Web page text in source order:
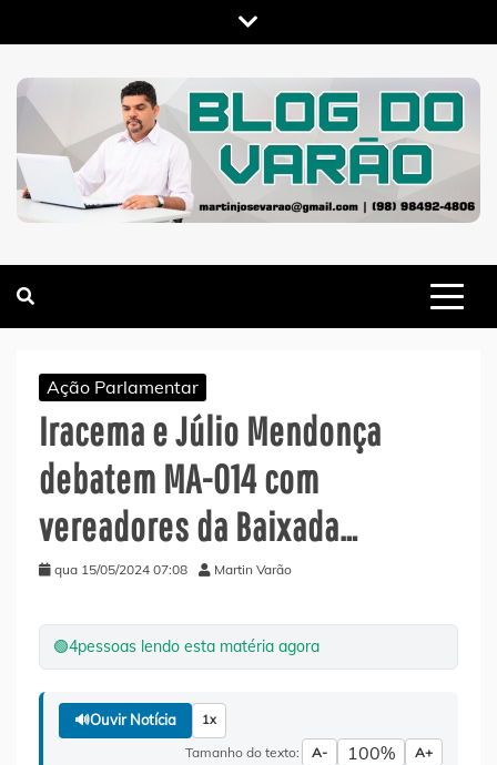
to
content
Ação Parlamentar
Iracema e Júlio Mendonça
debatem MA-014 com
vereadores da Baixada…
qua 15/05/2024 07:08 Martin Varão
🟢4pessoas lendo esta matéria agora
🔊Ouvir Notícia 1x
Tamanho do texto: A- 100% A+